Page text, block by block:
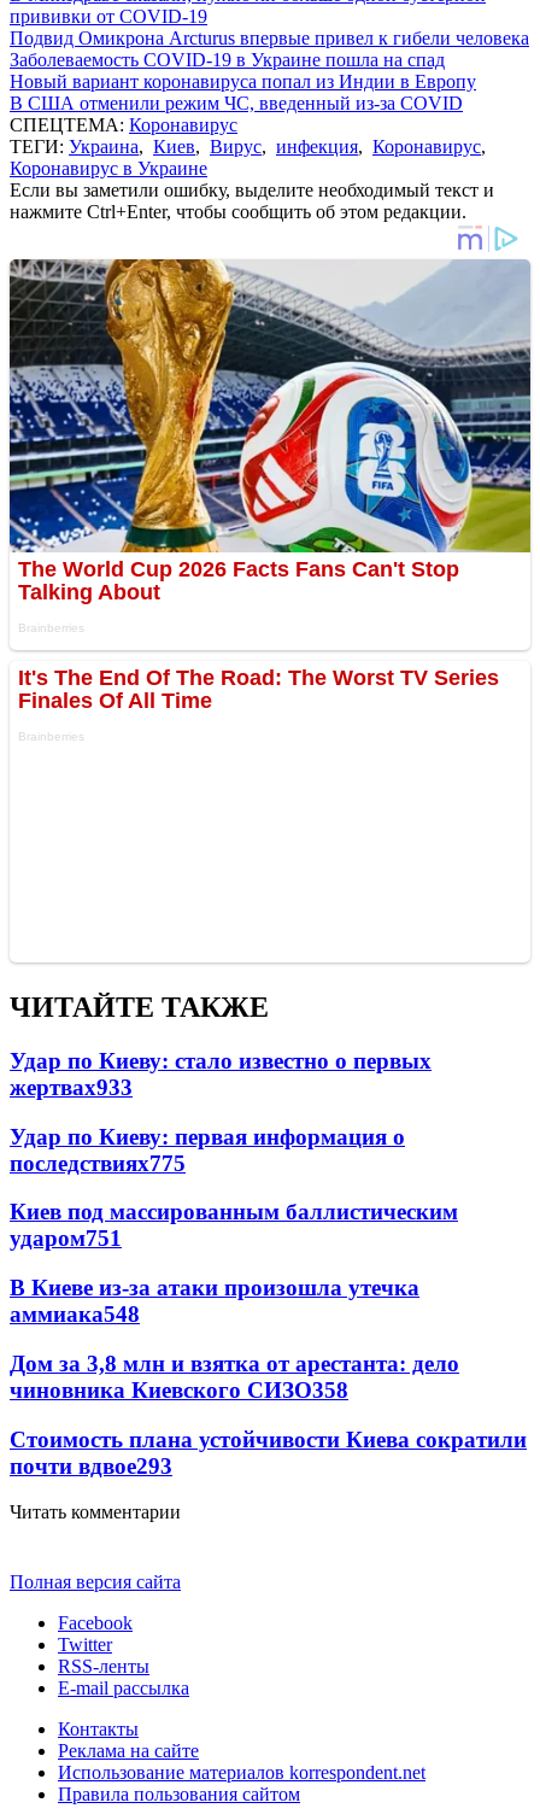
прививки от COVID-19
Подвид Омикрона Arcturus впервые привел к гибели человека
Заболеваемость COVID-19 в Украине пошла на спад
Новый вариант коронавируса попал из Индии в Европу
В США отменили режим ЧС, введенный из-за COVID
СПЕЦТЕМА: Коронавирус
ТЕГИ: Украина, Киев, Вирус, инфекция, Коронавирус,
Коронавирус в Украине
Если вы заметили ошибку, выделите необходимый текст и
нажмите Ctrl+Enter, чтобы сообщить об этом редакции.
ЧИТАЙТЕ ТАКЖЕ
Удар по Киеву: стало известно о первых
жертвах933
Удар по Киеву: первая информация о
последствиях775
Киев под массированным баллистическим
ударом751
В Киеве из-за атаки произошла утечка
аммиака548
Дом за 3,8 млн и взятка от арестанта: дело
чиновника Киевского СИЗО358
Стоимость плана устойчивости Киева сократили
почти вдвое293
Читать комментарии
Полная версия сайта
Facebook
Twitter
RSS-ленты
E-mail рассылка
Контакты
Реклама на сайте
Использование материалов korrespondent.net
Правила пользования сайтом